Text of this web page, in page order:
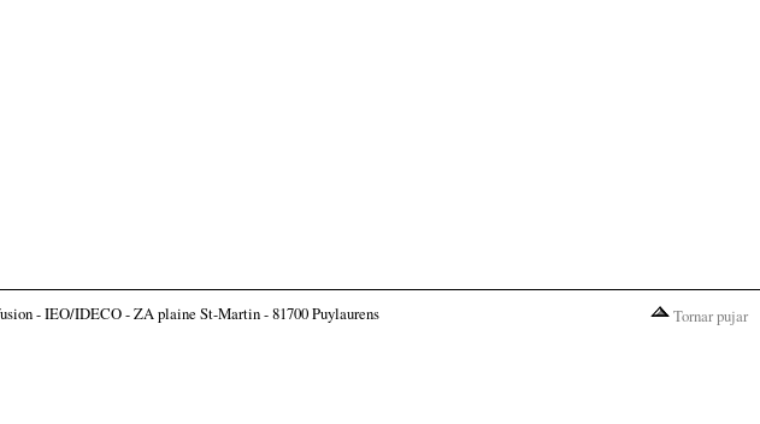
- IEO/IDECO - ZA plaine St-Martin - 81700 Puylaurens Tornar pujar